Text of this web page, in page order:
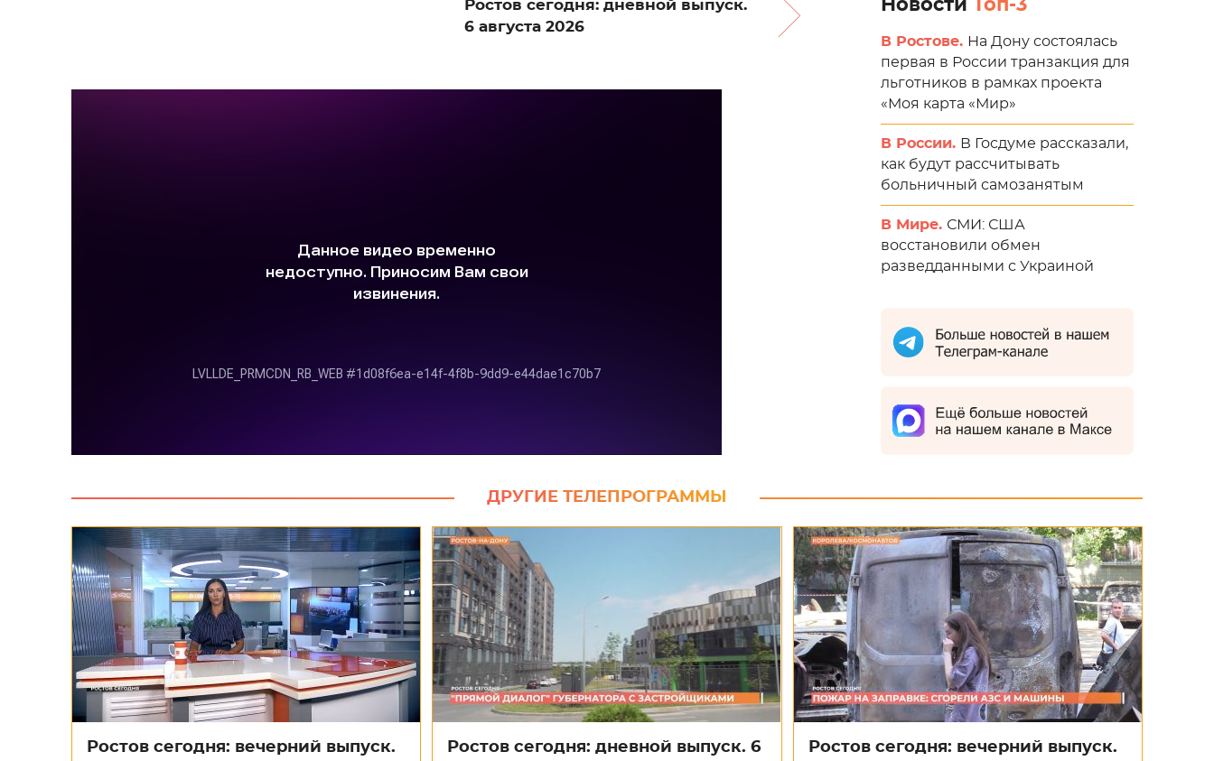
Ростов сегодня: дневной выпуск.
6 августа 2026
Новости Топ-3
В Ростове. На Дону состоялась
первая в России транзакция для
льготников в рамках проекта
«Моя карта «Мир»
В России. В Госдуме рассказали,
как будут рассчитывать
больничный самозанятым
В Мире. СМИ: США
восстановили обмен
разведданными с Украиной
ДРУГИЕ ТЕЛЕПРОГРАММЫ
Ростов сегодня: вечерний выпуск.
Ростов сегодня: дневной выпуск. 6
Ростов сегодня: вечерний выпуск.